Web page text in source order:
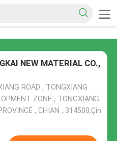
NEW MATERIAL CO.,
ROAD , TONGXIANG
ZONE , TONGXIANG
, CHIAN , 314500,Çin